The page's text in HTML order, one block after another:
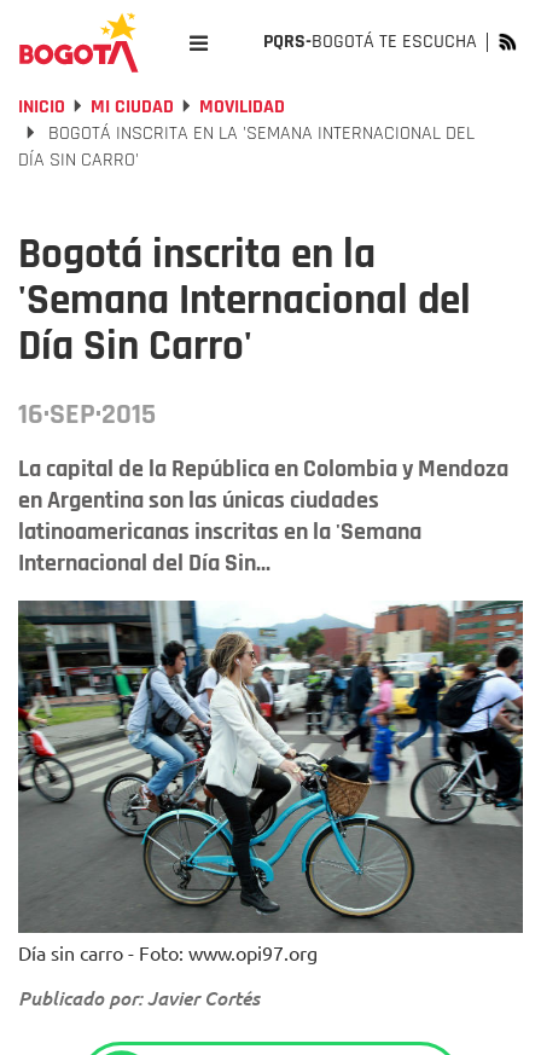
PQRS-BOGOTÁ TE ESCUCHA
INICIO MI CIUDAD
MOVILIDAD
BOGOTÁ INSCRITA EN LA 'SEMANA INTERNACIONAL DEL
DÍA SIN CARRO'
Bogotá inscrita en la
'Semana Internacional del
Día Sin Carro'
16·SEP·2015
La capital de la República en Colombia y Mendoza
en Argentina son las únicas ciudades
latinoamericanas inscritas en la 'Semana
Internacional del Día Sin...
Día sin carro - Foto: www.opi97.org
Publicado por: Javier Cortés